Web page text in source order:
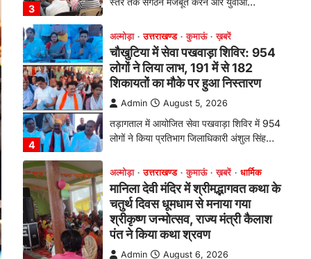
1
अल्मोड़ा उत्तराखण्ड कुमाऊं ख़बरें धार्मिक
चतुर्थ दिवस धूमधाम से मनाया गया
श्रीकृष्ण जन्मोत्सव, राज्य मंत्री कैलाश
पंत ने किया कथा श्रवण
Admin August 6, 2026
रानीखेत। मानिला देवी मंदिर, कमराड़/विनायक क्षेत्र
में आयोजित श्रीमद्भागवत कथा के चतुर्थ दिवस
गुरुवार को…
अल्मोड़ा उत्तराखण्ड कुमाऊं ख़बरें
रानीखेत में शिक्षा-स्वास्थ्य व्यवस्था पर
फूटा कांग्रेस का गुस्सा, मंत्री और
सरकार का पुतला फूंका
Admin August 6, 2026